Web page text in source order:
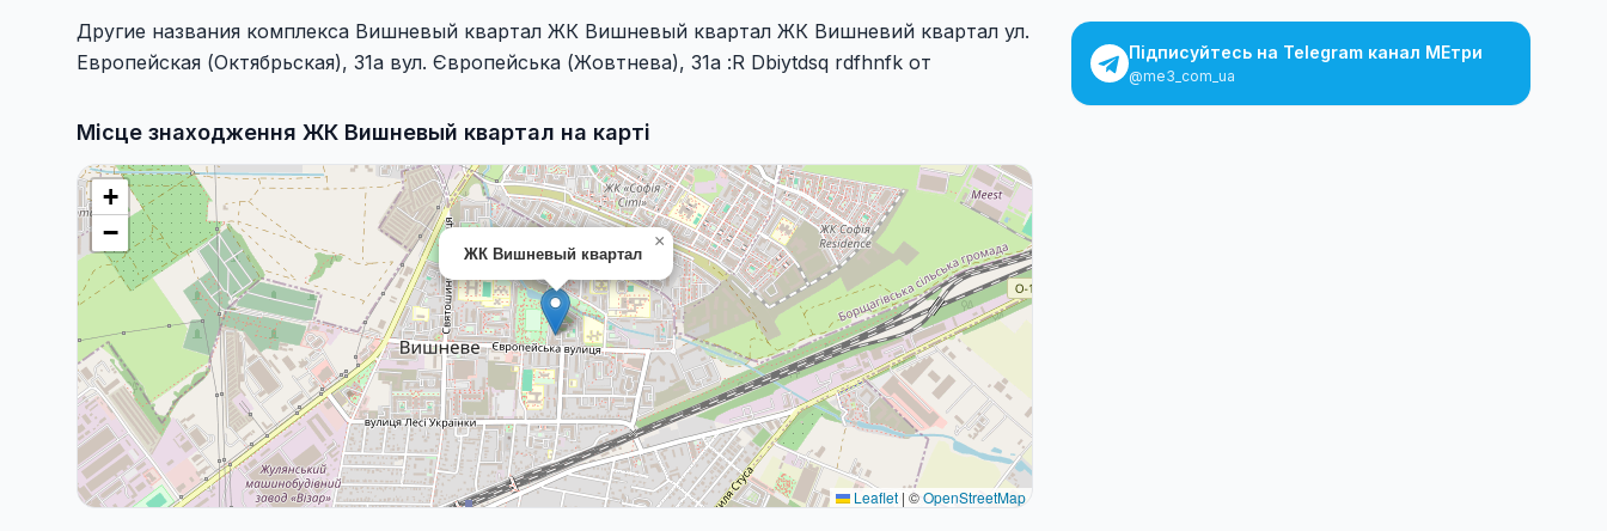
Другие названия комплекса Вишневый квартал ЖК Вишневый квартал ЖК Вишневий квартал ул.
Европейская (Октябрьская), 31а вул. Європейська (Жовтнева), 31а :R Dbiytdsq rdfhnfk от
Місце знаходження ЖК Вишневый квартал на карті
ЖК Вишневый квартал
×
+
−
Leaflet | ©OpenStreetMap
Підписуйтесь на Telegram канал МЕтри
@me3_com_ua